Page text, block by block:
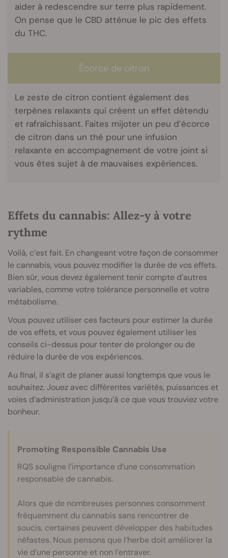
aider à redescendre sur terre plus rapidement.
On pense que le CBD atténue le pic des effets
du THC.
Écorce de citron
Le zeste de citron contient également des
terpènes relaxants qui créent un effet détendu
et rafraîchissant. Faites mijoter un peu d’écorce
de citron dans un thé pour une infusion
relaxante en accompagnement de votre joint si
vous êtes sujet à de mauvaises expériences.
Effets du cannabis: Allez-y à votre
rythme
Voilà, c’est fait. En changeant votre façon de consommer
le cannabis, vous pouvez modifier la durée de vos effets.
Bien sûr, vous devez également tenir compte d’autres
variables, comme votre tolérance personnelle et votre
métabolisme.
Vous pouvez utiliser ces facteurs pour estimer la durée
de vos effets, et vous pouvez également utiliser les
conseils ci-dessus pour tenter de prolonger ou de
réduire la durée de vos expériences.
Au final, il s’agit de planer aussi longtemps que vous le
souhaitez. Jouez avec différentes variétés, puissances et
voies d’administration jusqu’à ce que vous trouviez votre
bonheur.
Promoting Responsible Cannabis Use
RQS souligne l’importance d’une consommation
responsable de cannabis.
Alors que de nombreuses personnes consomment
fréquemment du cannabis sans rencontrer de
soucis, certaines peuvent développer des habitudes
néfastes. Nous pensons que l’herbe doit améliorer la
vie d’une personne et non l’entraver.